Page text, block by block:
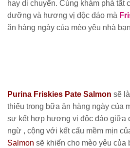
hay di chuyển. Cùng khám phá tất
dưỡng và hương vị độc đáo mà
ăn hàng ngày của mèo yêu nhà
Purina Friskies Pate Salmon sẽ
thiếu trong bữa ăn hàng ngày của
sự kết hợp hương vị độc đáo giữa
ngừ , cộng với kết cấu mềm mịn
Salmon sẽ khiến cho mèo yêu của